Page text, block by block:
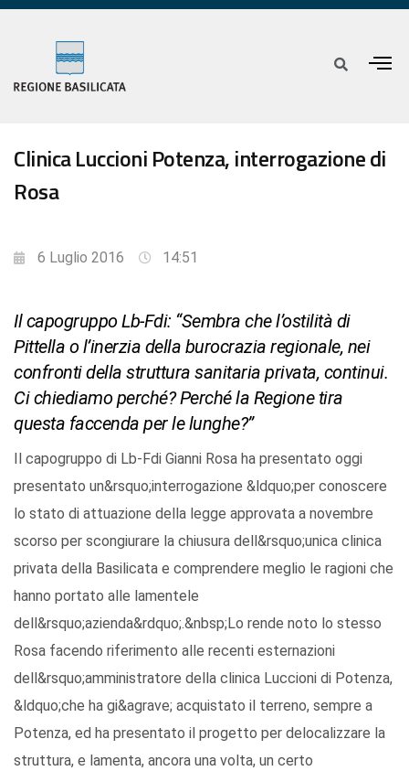
Clinica Luccioni Potenza, interrogazione di
Rosa
6 Luglio 2016 14:51
Il capogruppo Lb-Fdi: “Sembra che l’ostilità di
Pittella o l’inerzia della burocrazia regionale, nei
confronti della struttura sanitaria privata, continui.
Ci chiediamo perché? Perché la Regione tira
questa faccenda per le lunghe?”
Il capogruppo di Lb-Fdi Gianni Rosa ha presentato oggi
presentato un&rsquo;interrogazione &ldquo;per conoscere
lo stato di attuazione della legge approvata a novembre
scorso per scongiurare la chiusura dell&rsquo;unica clinica
privata della Basilicata e comprendere meglio le ragioni che
hanno portato alle lamentele
dell&rsquo;azienda&rdquo;.&nbsp;Lo rende noto lo stesso
Rosa facendo riferimento alle recenti esternazioni
dell&rsquo;amministratore della clinica Luccioni di Potenza,
&ldquo;che ha gi&agrave; acquistato il terreno, sempre a
Potenza, ed ha presentato il progetto per delocalizzare la
struttura, e lamenta, ancora una volta, un certo